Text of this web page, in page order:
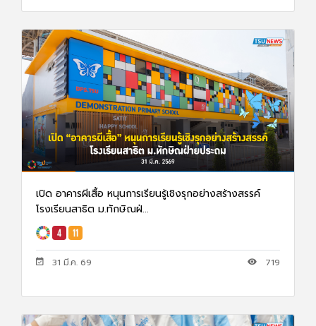
เปิด อาคารผีเสื้อ หนุนการเรียนรู้เชิงรุกอย่างสร้างสรรค์
โรงเรียนสาธิต ม.ทักษิณฝ่...
31 มี.ค. 69 719